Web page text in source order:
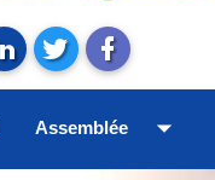
Assemblée arrow_drop_down